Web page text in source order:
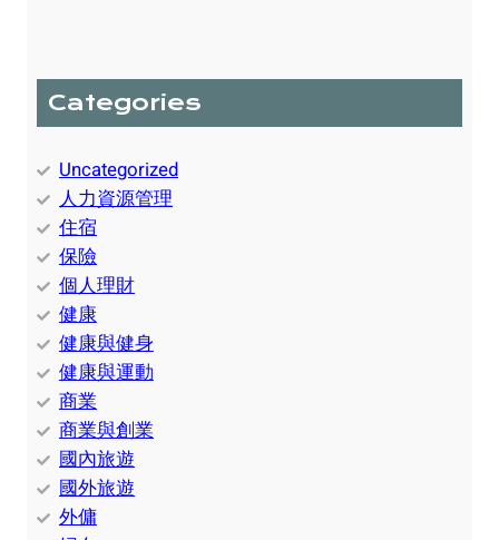
Categories
Uncategorized
人力資源管理
住宿
保險
個人理財
健康
健康與健身
健康與運動
商業
商業與創業
國內旅遊
國外旅遊
外傭